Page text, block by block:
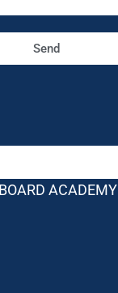
Send
ACADEMY